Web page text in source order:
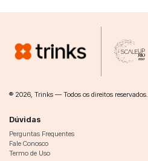
® 2026, Trinks — Todos os direitos reservados.
Dúvidas
Perguntas Frequentes
Fale Conosco
Termo de Uso